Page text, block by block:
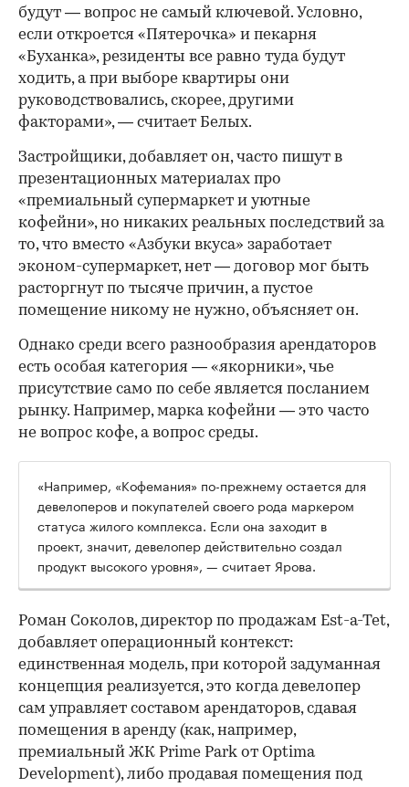
будут — вопрос не самый ключевой. Условно,
если откроется «Пятерочка» и пекарня
«Буханка», резиденты все равно туда будут
ходить, а при выборе квартиры они
руководствовались, скорее, другими
факторами», — считает Белых.
Застройщики, добавляет он, часто пишут в
презентационных материалах про
«премиальный супермаркет и уютные
кофейни», но никаких реальных последствий за
то, что вместо «Азбуки вкуса» заработает
эконом-супермаркет, нет — договор мог быть
расторгнут по тысяче причин, а пустое
помещение никому не нужно, объясняет он.
Однако среди всего разнообразия арендаторов
есть особая категория — «якорники», чье
присутствие само по себе является посланием
рынку. Например, марка кофейни — это часто
не вопрос кофе, а вопрос среды.
«Например, «Кофемания» по-прежнему остается для
девелоперов и покупателей своего рода маркером
статуса жилого комплекса. Если она заходит в
проект, значит, девелопер действительно создал
продукт высокого уровня», — считает Ярова.
Роман Соколов, директор по продажам Est-a-Tet,
добавляет операционный контекст:
единственная модель, при которой задуманная
концепция реализуется, это когда девелопер
сам управляет составом арендаторов, сдавая
помещения в аренду (как, например,
премиальный ЖК Prime Park от Optima
Development), либо продавая помещения под